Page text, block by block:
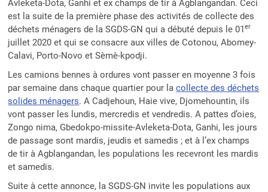
Avleketa-Dota, Ganhi et ex champs de tir à Agblangandan. Ceci
est la suite de la première phase des activités de collecte des
déchets ménagers de la SGDS-GN qui a débuté depuis le 01er
juillet 2020 et qui se consacre aux villes de Cotonou, Abomey-
Calavi, Porto-Novo et Sèmè-kpodji.
Les camions bennes à ordures vont passer en moyenne 3 fois
par semaine dans chaque quartier pour lacollecte des déchets
solides ménagers. A Cadjehoun, Haie vive, Djomehountin, ils
vont passer les lundis, mercredis et vendredis. A pattes d’oies,
Zongo nima, Gbedokpo-missite-Avleketa-Dota, Ganhi, les jours
de passage sont mardis, jeudis et samedis ; et à l’ex champs
de tir à Agblangandan, les populations les recevront les mardis
et samedis.
Suite à cette annonce, la SGDS-GN invite les populations aux